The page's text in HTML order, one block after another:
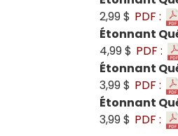
2,99 $ PDF :
Étonnant
4,99 $ PDF :
Étonnant
3,99 $ PDF :
Étonnant
3,99 $ PDF :